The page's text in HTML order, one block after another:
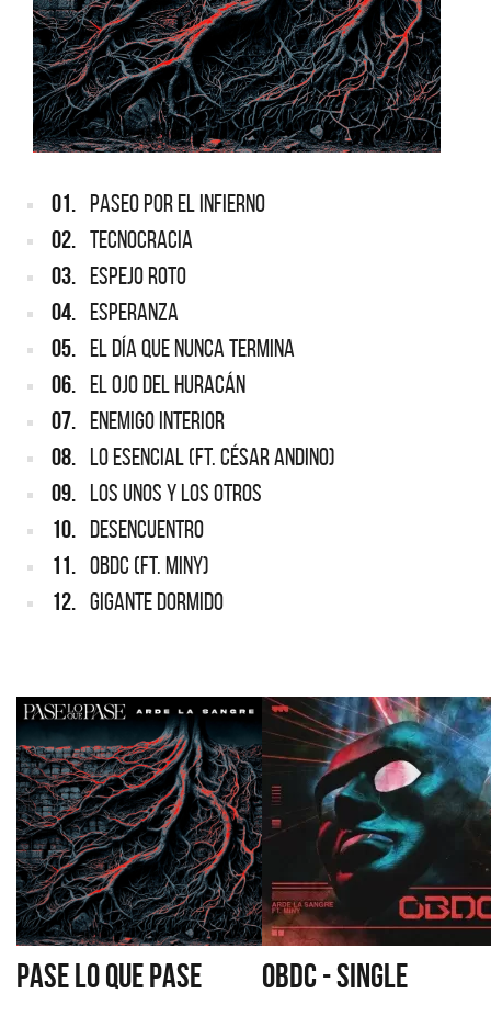
01. PASEO POR EL INFIERNO
02. TECNOCRACIA
03. ESPEJO ROTO
04. ESPERANZA
05. EL DÍA QUE NUNCA TERMINA
06. EL OJO DEL HURACÁN
07. ENEMIGO INTERIOR
08. LO ESENCIAL (FT. CÉSAR ANDINO)
09. LOS UNOS Y LOS OTROS
10. DESENCUENTRO
11. OBDC (FT. MINY)
12. GIGANTE DORMIDO
PASE LO QUE PASE OBDC - SINGLE